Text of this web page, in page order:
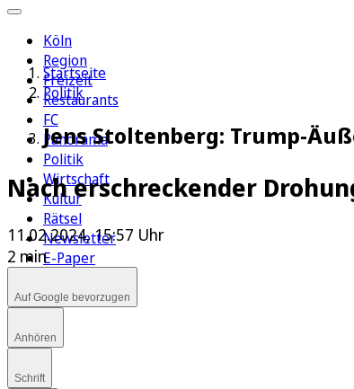
Köln
Region
Freizeit
Restaurants
FC
Panorama
Politik
Wirtschaft
Kultur
Rätsel
Newsletter
E-Paper
Startseite
Politik
Jens Stoltenberg: Trump-
Nach erschreckender
11.02.2024, 15:57 Uhr
2 min
Auf Google bevorzugen
Anhören
Schrift